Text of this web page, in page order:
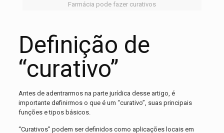
Farmácia pode fazer curativos
Definição de
“curativo”
Antes de adentrarmos na parte jurídica desse artigo, é
importante definirmos o que é um “curativo”, suas principais
funções e tipos básicos.
“Curativos” podem ser definidos como aplicações locais em